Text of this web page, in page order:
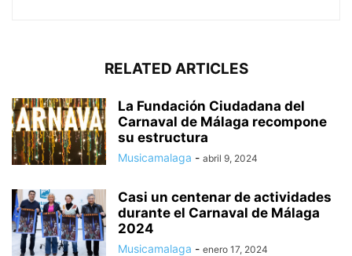
RELATED ARTICLES
La Fundación Ciudadana del
Carnaval de Málaga recompone
su estructura
Musicamalaga - abril 9, 2024
Casi un centenar de actividades
durante el Carnaval de Málaga
2024
Musicamalaga - enero 17, 2024